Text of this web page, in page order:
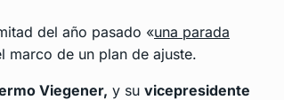
del año pasado «una parada
marco de un plan de ajuste.
Viegener, y su vicepresidente